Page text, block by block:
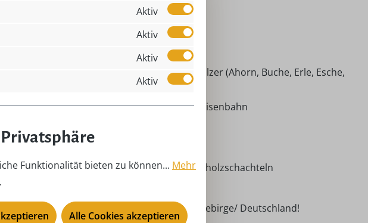
1 Mini-Zündholzschachtel
Feinkarton, Heimische Hölzer (Ahorn, Buche, Erle, Esche,
Fichte, Linde, Kiefer)
Mini-Zündholzschachtel Eisenbahn
Gunter Flath - Mini - Zündholzschachteln
Handarbeit aus dem Erzgebirge/ Deutschland!
Aktiv
Aktiv
Aktiv
Aktiv
Funktionalität bieten zu können... Mehr
.
Alle Cookies akzeptieren